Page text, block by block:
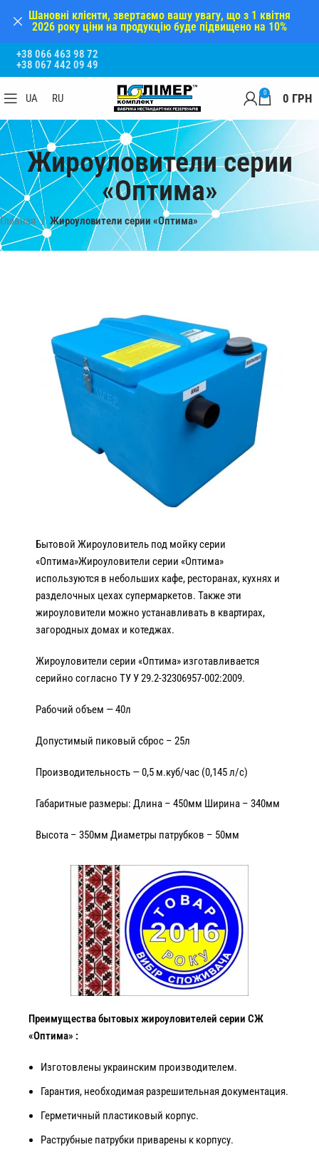
+38 066 463 98 72
+38 067 442 09 49
UA RU 0 0 ГРН
Жироуловители серии
«Оптима»
Главная Жироуловители серии «Оптима»
Бытовой Жироуловитель под мойку серии
«Оптима»Жироуловители серии «Оптима»
используются в небольших кафе, ресторанах, кухнях и
разделочных цехах супермаркетов. Также эти
жироуловители можно устанавливать в квартирах,
загородных домах и котеджах.
Жироуловители серии «Оптима» изготавливается
серийно согласно ТУ У 29.2-32306957-002:2009.
Рабочий объем — 40л
Допустимый пиковый сброс – 25л
Производительность — 0,5 м.куб/час (0,145 л/с)
Габаритные размеры: Длина – 450мм Ширина – 340мм
Высота – 350мм Диаметры патрубков – 50мм
Преимущества бытовых жироуловителей серии СЖ
«Оптима» :
Изготовлены украинским производителем.
Гарантия, необходимая разрешительная документация.
Герметичный пластиковый корпус.
Раструбные патрубки приварены к корпусу.
Шановні клієнти, звертаємо вашу увагу, що з 1 квітня
2026 року ціни на продукцію буде підвищено на 10%